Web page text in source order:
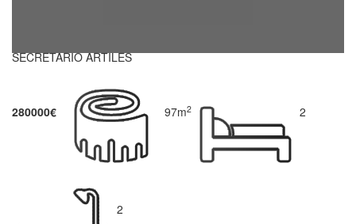
SECRETARIO ARTILES
280000€ 97m2 2
2